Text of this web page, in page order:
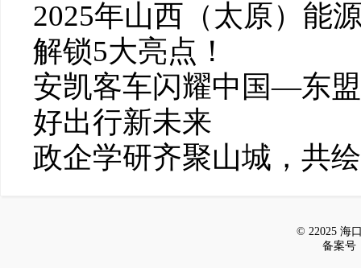
2025年山西（太原）能
解锁5大亮点！
安凯客车闪耀中国—东
好出行新未来
政企学研齐聚山城，共
© 22025 海
备案号